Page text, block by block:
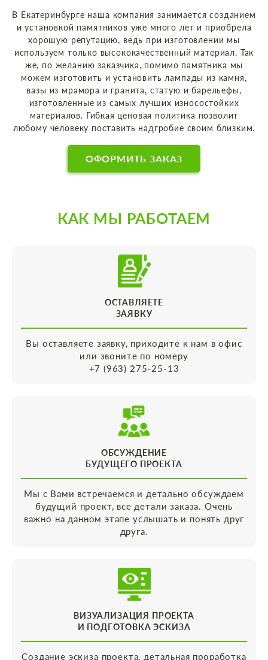
В Екатеринбурге наша компания занимается созданием
и установкой памятников уже много лет и приобрела
хорошую репутацию, ведь при изготовлении мы
используем только высококачественный материал. Так
же, по желанию заказчика, помимо памятника мы
можем изготовить и установить лампады из камня,
вазы из мрамора и гранита, статую и барельефы,
изготовленные из самых лучших износостойких
материалов. Гибкая ценовая политика позволит
любому человеку поставить надгробие своим близким.
ОФОРМИТЬ ЗАКАЗ
КАК МЫ РАБОТАЕМ
ОСТАВЛЯЕТЕ
ЗАЯВКУ
Вы оставляете заявку, приходите к нам в офис
или звоните по номеру
+7 (963) 275-25-13
ОБСУЖДЕНИЕ
БУДУЩЕГО ПРОЕКТА
Мы с Вами встречаемся и детально обсуждаем
будущий проект, все детали заказа. Очень
важно на данном этапе услышать и понять друг
друга.
ВИЗУАЛИЗАЦИЯ ПРОЕКТА
И ПОДГОТОВКА ЭСКИЗА
Создание эскиза проекта, детальная проработка